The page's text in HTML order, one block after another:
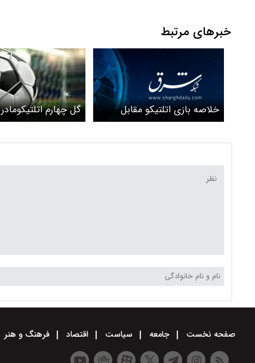
خبرهای مرتبط
خلاصه بازی اتلتیکو مقابل
بارسلونا را ببینید + ویدیو
گل چهارم
بارسلونا را ببینید+
صفحه نخست جامعه سیاست اقتصاد فرهنگ و هنر